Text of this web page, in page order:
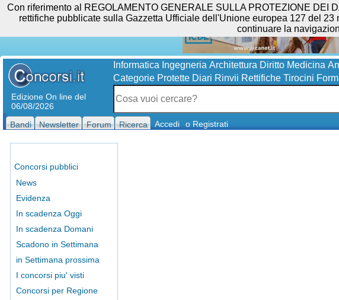
Edizione On line del
06/08/2026
Informatica Ingegneria Architettura Diritto Medicina
Categorie Protette Diari Rinvii Rettifiche Tirocini
Bandi Newsletter Forum Ricerca Accedi o Registrati
Concorsi pubblici
News
Evidenza
In scadenza Oggi
In scadenza Domani
Scadono in Settimana
in Settimana prossima
I concorsi piu' visti
Concorsi per Regione
Con riferimento al REGOLAMENTO GENERALE SULLA PROTEZIONE DEI
rettifiche pubblicate sulla Gazzetta Ufficiale dell'Unione europea 127 del
continuare la